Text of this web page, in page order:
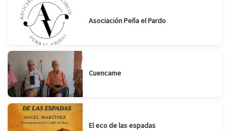
Asociación Peña el Pardo
Cuencame
El eco de las espadas